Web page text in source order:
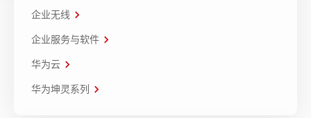
企业无线
企业服务与软件
华为云
华为坤灵系列